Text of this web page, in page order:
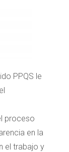
PPQS le
proceso
en la
el trabajo y